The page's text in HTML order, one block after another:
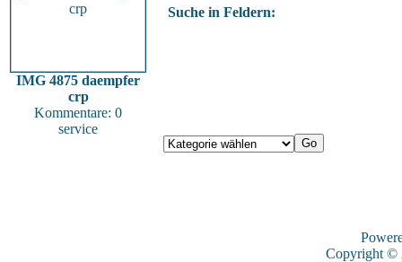
IMG 4875 daempfer
crp
Kommentare: 0
service
Suche in Feldern:
Copyright ©